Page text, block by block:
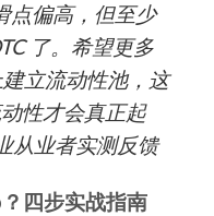
点偏高，但至少
了。希望更多
立流动性池，这
性才会真正起
从业者实测反馈
四步实战指南